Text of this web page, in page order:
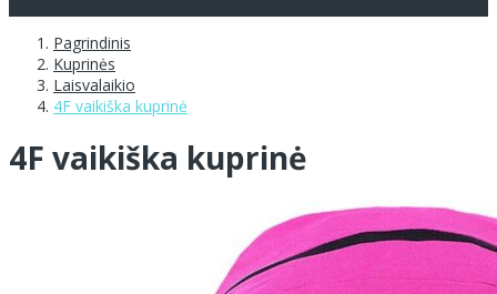
Pagrindinis
Kuprinės
Laisvalaikio
4F vaikiška kuprinė
4F vaikiška kuprinė